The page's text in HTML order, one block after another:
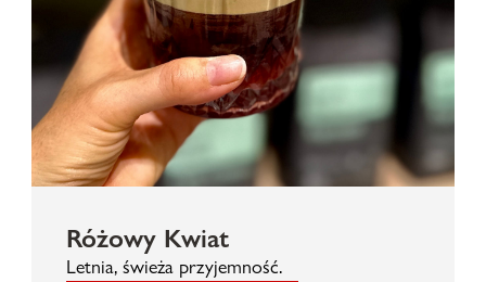
Różowy Kwiat
Letnia, świeża przyjemność.